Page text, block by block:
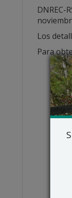
DNREC-
Los
Para